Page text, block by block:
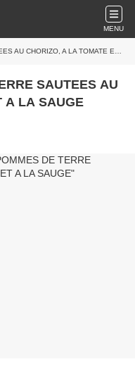
MENU
A LA TOMATE ET A LA SAUGE
SAUTEES AU
A LA SAUGE